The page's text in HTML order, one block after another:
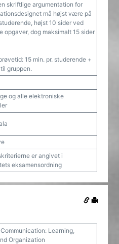
skriftlige argumentation for
må højst være på
højst 10 sider ved
opgaver, dog maksimalt 15 sider
15 min. pr. studerende +
gruppen.
og alle elektroniske
er angivet i
eksamensordning
Learning,
Organization